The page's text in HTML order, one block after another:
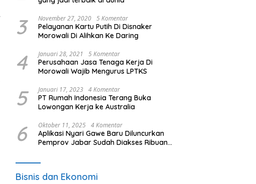
3 November 27, 2020 5 Komentar
Pelayanan Kartu Putih Di Disnaker
Morowali Di Alihkan Ke Daring
4 Januari 28, 2021 5 Komentar
Perusahaan Jasa Tenaga Kerja Di
Morowali Wajib Mengurus LPTKS
5 Januari 17, 2023 4 Komentar
PT Rumah Indonesia Terang Buka
Lowongan Kerja ke Australia
6 Oktober 11, 2025 4 Komentar
Aplikasi Nyari Gawe Baru Diluncurkan
Pemprov Jabar Sudah Diakses Ribuan
Bisnis dan Ekonomi